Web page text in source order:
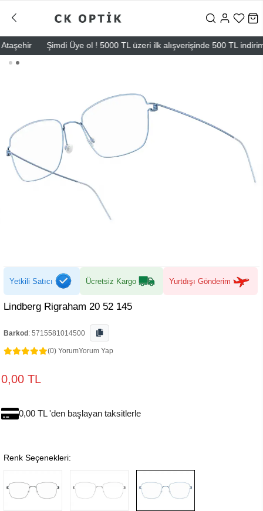
Şimdi Üye ol ! 5000 TL üzeri ilk alışverişinde 500 TL indirim
Yetkili Satıcı Ücretsiz Kargo Yurtdışı Gönderim
Lindberg Rigraham 20 52 145
Barkod : 5715581014500
(0) YorumYorum Yap
0,00 TL
0,00 TL 'den başlayan taksitlerle
Renk Seçenekleri: